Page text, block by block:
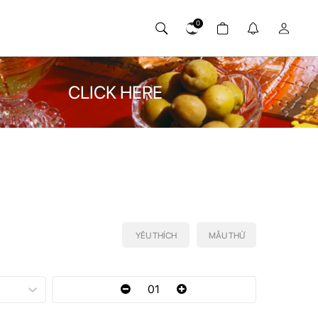
0
CLICK HERE
YÊU THÍCH MẪU THỬ
01